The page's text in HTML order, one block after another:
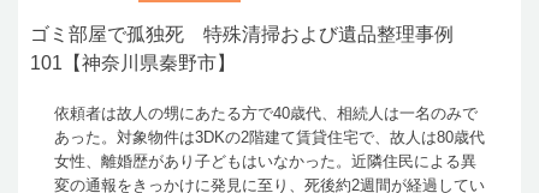
ゴミ部屋で孤独死 特殊清掃および遺品整理事例
101【神奈川県秦野市】
依頼者は故人の甥にあたる方で40歳代、相続人は一名のみで
あった。対象物件は3DKの2階建て賃貸住宅で、故人は80歳代
女性、離婚歴があり子どもはいなかった。近隣住民による異
変の通報をきっかけに発見に至り、死後約2週間が経過してい